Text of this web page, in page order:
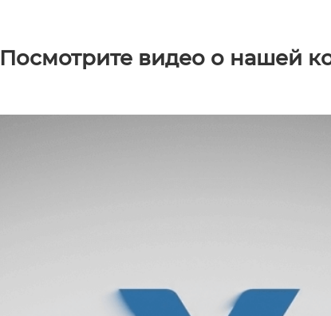
Посмотрите видео о нашей